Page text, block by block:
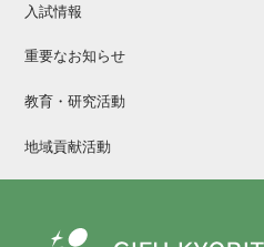
入試情報
重要なお知らせ
教育・研究活動
地域貢献活動